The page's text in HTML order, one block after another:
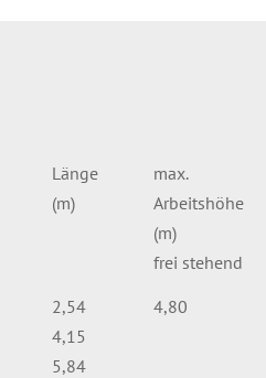
Länge
(m)
max.
Arbeitshöhe
(m)
frei stehend
2,54
4,15
5,84
4,80